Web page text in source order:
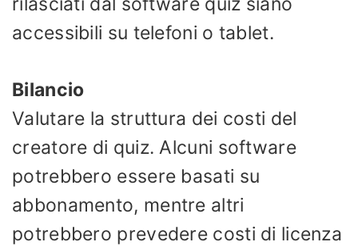
accessibili su telefoni o tablet.
Bilancio
Valutare la struttura dei costi del
creatore di quiz. Alcuni software
potrebbero essere basati su
abbonamento, mentre altri
potrebbero prevedere costi di licenza